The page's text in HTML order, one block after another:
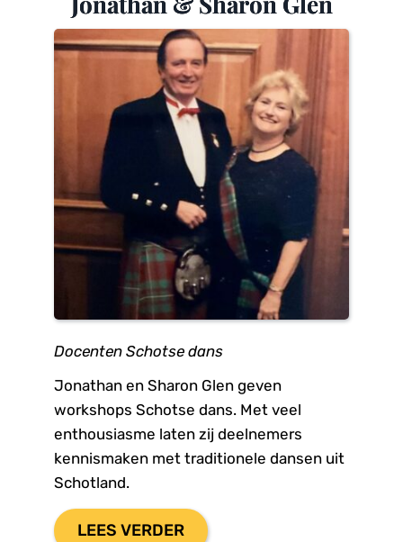
Docenten Schotse dans
Jonathan en Sharon Glen geven
workshops Schotse dans. Met veel
enthousiasme laten zij deelnemers
kennismaken met traditionele dansen uit
Schotland.
LEES VERDER